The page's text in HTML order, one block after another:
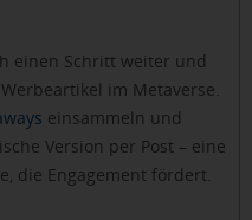
einen Schritt weiter und
im Metaverse.
einsammeln und
Version per Post – eine
die Engagement fördert.